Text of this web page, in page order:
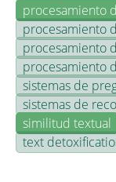
procesamiento
procesamiento
procesamiento
procesamiento
sistemas de
sistemas de
similitud textual
text